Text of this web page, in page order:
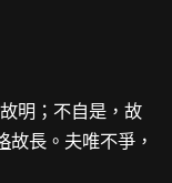
明；不自是，故
故長。夫唯不爭，